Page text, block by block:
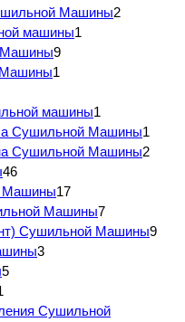
Машины2
машины1
Машины9
Машины1
машины1
Сушильной Машины1
Сушильной Машины2
46
Машины17
Машины7
Сушильной Машины9
3
5
Сушильной